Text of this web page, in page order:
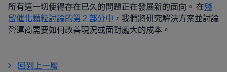
所有這一切使得存在已久的問題正在發展新的面向。 在殘
留催化顆粒討論的第 2 部分中 ，我們將研究解決方案並討論
營運商需要如何改善現況或面對龐大的成本。
回到上一層